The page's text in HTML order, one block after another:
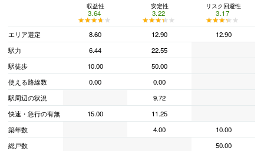
収益性
3.64
★★★★★
★★★★★
安定性
3.22
★★★★★
★★★★★
リスク回避性
3.17
★★★★★
★★★★★
エリア選定
8.60 12.90
12.90
駅力
6.44
22.55
駅徒歩
10.00
50.00
使える路線数
0.00
0.00
駅周辺の状況
9.72
快速・急行の有無
15.00
11.25
築年数
4.00
10.00
総戸数
50.00